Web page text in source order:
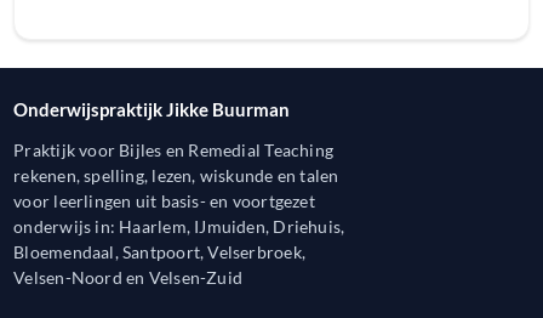
Onderwijspraktijk Jikke Buurman
Praktijk voor Bijles en Remedial Teaching
rekenen, spelling, lezen, wiskunde en talen
voor leerlingen uit basis- en voortgezet
onderwijs in: Haarlem, IJmuiden, Driehuis,
Bloemendaal, Santpoort, Velserbroek,
Velsen-Noord en Velsen-Zuid